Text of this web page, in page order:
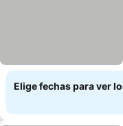
Elige fechas para ver